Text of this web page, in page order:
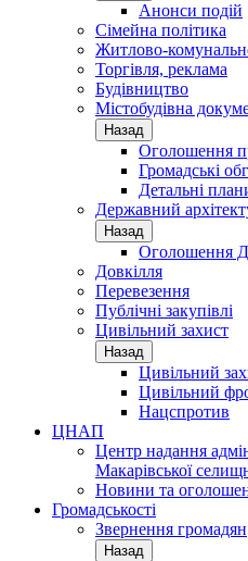
Анонси подій
Сімейна політика
Житлово-
Торгівля, реклама
Будівництво
Містобудівна
Назад
Оголошення
Громадські
Детальні
Державний
Назад
Оголошення
Довкілля
Перевезення
Публічні закупівлі
Цивільний захист
Назад
Цивільний
Цивільний
Нацспротив
ЦНАП
Центр надання
Макарівської
Новини та
Громадськості
Звернення громадян
Назад